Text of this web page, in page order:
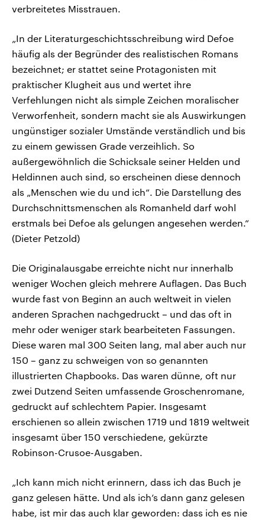
verbreitetes Misstrauen.
„In der Literaturgeschichtsschreibung wird Defoe
häufig als der Begründer des realistischen Romans
bezeichnet; er stattet seine Protagonisten mit
praktischer Klugheit aus und wertet ihre
Verfehlungen nicht als simple Zeichen moralischer
Verworfenheit, sondern macht sie als Auswirkungen
ungünstiger sozialer Umstände verständlich und bis
zu einem gewissen Grade verzeihlich. So
außergewöhnlich die Schicksale seiner Helden und
Heldinnen auch sind, so erscheinen diese dennoch
als „Menschen wie du und ich“. Die Darstellung des
Durchschnittsmenschen als Romanheld darf wohl
erstmals bei Defoe als gelungen angesehen werden.“
(Dieter Petzold)
Die Originalausgabe erreichte nicht nur innerhalb
weniger Wochen gleich mehrere Auflagen. Das Buch
wurde fast von Beginn an auch weltweit in vielen
anderen Sprachen nachgedruckt – und das oft in
mehr oder weniger stark bearbeiteten Fassungen.
Diese waren mal 300 Seiten lang, mal aber auch nur
150 – ganz zu schweigen von so genannten
illustrierten Chapbooks. Das waren dünne, oft nur
zwei Dutzend Seiten umfassende Groschenromane,
gedruckt auf schlechtem Papier. Insgesamt
erschienen so allein zwischen 1719 und 1819 weltweit
insgesamt über 150 verschiedene, gekürzte
Robinson-Crusoe-Ausgaben.
„Ich kann mich nicht erinnern, dass ich das Buch je
ganz gelesen hätte. Und als ich’s dann ganz gelesen
habe, ist mir das auch klar geworden: dass ich es nie